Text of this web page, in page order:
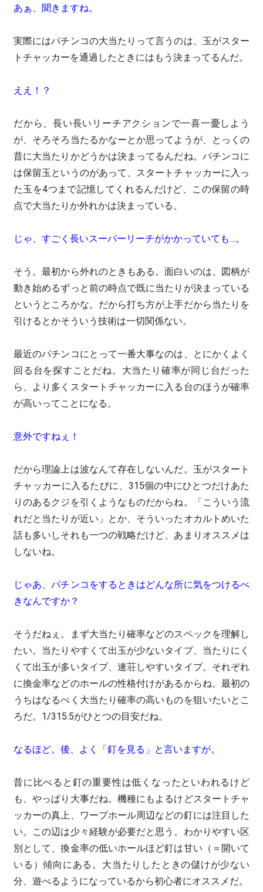
あぁ、聞きますね。
実際にはパチンコの大当たりって言うのは、玉がスター
トチャッカーを通過したときにはもう決まってるんだ。
ええ！？
だから、長い長いリーチアクションで一喜一憂しよう
が、そろそろ当たるかなーとか思ってようが、とっくの
昔に大当たりかどうかは決まってるんだね。パチンコに
は保留玉というのがあって、スタートチャッカーに入っ
た玉を4つまで記憶してくれるんだけど、この保留の時
点で大当たりか外れかは決まっている。
じゃ、すごく長いスーパーリーチがかかっていても…。
そう。最初から外れのときもある。面白いのは、図柄が
動き始めるずっと前の時点で既に当たりが決まっている
というところかな。だから打ち方が上手だから当たりを
引けるとかそういう技術は一切関係ない。
最近のパチンコにとって一番大事なのは、とにかくよく
回る台を探すことだね。大当たり確率が同じ台だった
ら、より多くスタートチャッカーに入る台のほうが確率
が高いってことになる。
意外ですねぇ！
だから理論上は波なんて存在しないんだ。玉がスタート
チャッカーに入るたびに、315個の中にひとつだけあた
りのあるクジを引くようなものだからね。「こういう流
れだと当たりが近い」とか、そういったオカルトめいた
話も多いしそれも一つの戦略だけど、あまりオススメは
しないね。
じゃあ、パチンコをするときはどんな所に気をつけるべ
きなんですか？
そうだねぇ。まず大当たり確率などのスペックを理解し
たい。当たりやすくて出玉が少ないタイプ、当たりにく
くて出玉が多いタイプ、連荘しやすいタイプ。それぞれ
に換金率などのホールの性格付けがあるからね。最初の
うちはなるべく大当たり確率の高いものを狙いたいとこ
ろだ。1/315.5がひとつの目安だね。
なるほど。後、よく「釘を見る」と言いますが。
昔に比べると釘の重要性は低くなったといわれるけど
も、やっぱり大事だね。機種にもよるけどスタートチャ
ッカーの真上、ワープホール周辺などの釘には注目した
い。この辺は少々経験が必要だと思う。わかりやすい区
別として、換金率の低いホールほど釘は甘い（＝開いて
いる）傾向にある。大当たりしたときの儲けが少ない
分、遊べるようになっているから初心者にオススメだ。